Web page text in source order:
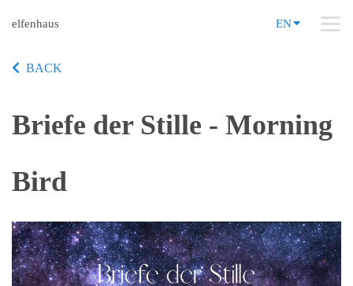
elfenhaus EN
BACK
Briefe der Stille - Morning
Bird